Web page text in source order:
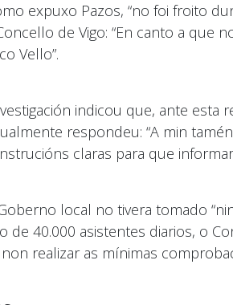
expuxo Pazos, “no foi froito
de Vigo: “En canto a
Vello”.
indicou que, ante
respondeu: “A min
claras para que
local no tivera tomado
de 40.000 asistentes diarios, o
realizar as mínimas